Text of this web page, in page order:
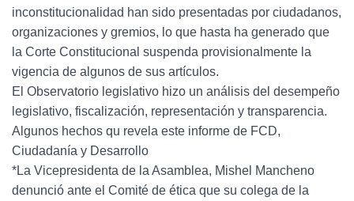
inconstitucionalidad han sido presentadas por ciudadanos,
organizaciones y gremios, lo que hasta ha generado que
la Corte Constitucional suspenda provisionalmente la
vigencia de algunos de sus artículos.
El Observatorio legislativo hizo un análisis del desempeño
legislativo, fiscalización, representación y transparencia.
Algunos hechos qu revela este informe de FCD,
Ciudadanía y Desarrollo
*La Vicepresidenta de la Asamblea, Mishel Mancheno
denunció ante el Comité de ética que su colega de la